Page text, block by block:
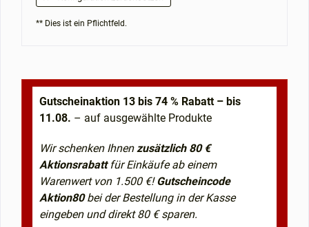
** Dies ist ein Pflichtfeld.
Gutscheinaktion 13 bis 74 % Rabatt – bis
11.08. – auf ausgewählte Produkte
Wir schenken Ihnenzusätzlich 80 €
Aktionsrabattfür Einkäufe ab einem
Warenwert von 1.500 €!Gutscheincode
Aktion80bei der Bestellung in der Kasse
eingeben und direkt 80 € sparen.